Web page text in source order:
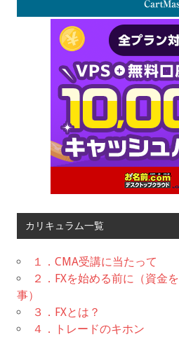
カリキュラム一覧
１．CMA受講に当たって
２．FXを始める前に（資金
事）
３．FXとは？
４．トレードのキホン